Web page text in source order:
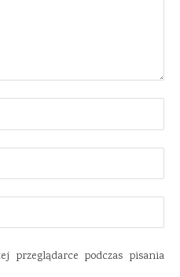
przeglądarce podczas pisania